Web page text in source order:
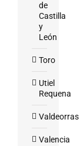
de
Castilla
y
León
Toro
Utiel
Requena
Valdeorras
Valencia